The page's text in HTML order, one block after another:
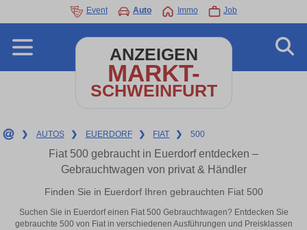
Event Auto Immo Job
ANZEIGEN
MARKT-
SCHWEINFURT
❯ AUTOS ❯ EUERDORF ❯ FIAT ❯ 500
Fiat 500 gebraucht in Euerdorf entdecken –
Gebrauchtwagen von privat & Händler
Finden Sie in Euerdorf Ihren gebrauchten Fiat 500
Suchen Sie in Euerdorf einen Fiat 500 Gebrauchtwagen? Entdecken Sie
gebrauchte 500 von Fiat in verschiedenen Ausführungen und Preisklassen